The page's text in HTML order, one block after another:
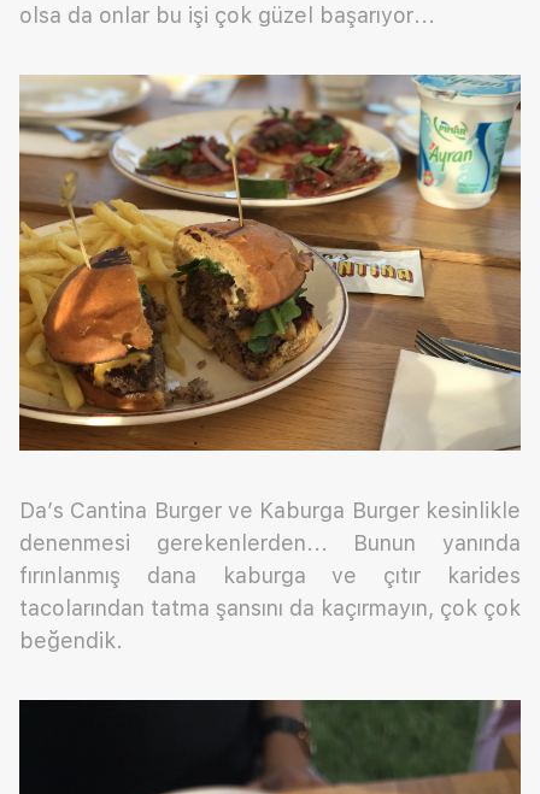
olsa da onlar bu işi çok güzel başarıyor...
Da’s Cantina Burger ve Kaburga Burger kesinlikle
denenmesi gerekenlerden... Bunun yanında
fırınlanmış dana kaburga ve çıtır karides
tacolarından tatma şansını da kaçırmayın, çok çok
beğendik.